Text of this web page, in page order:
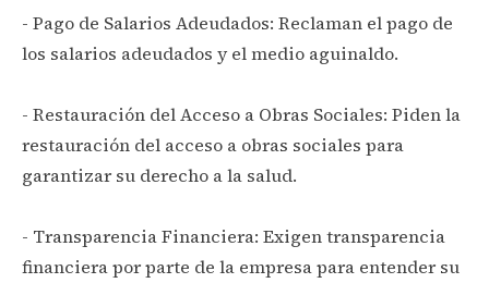
- Pago de Salarios Adeudados: Reclaman el pago de
los salarios adeudados y el medio aguinaldo.
- Restauración del Acceso a Obras Sociales: Piden la
restauración del acceso a obras sociales para
garantizar su derecho a la salud.
- Transparencia Financiera: Exigen transparencia
financiera por parte de la empresa para entender su